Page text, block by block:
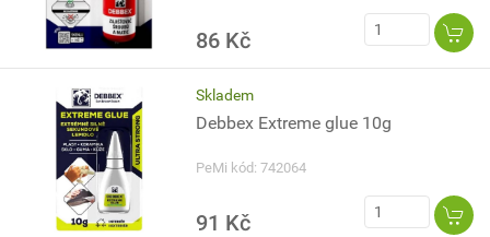
86 Kč
Skladem
Debbex Extreme glue 10g
PeMi kód: 742064
91 Kč